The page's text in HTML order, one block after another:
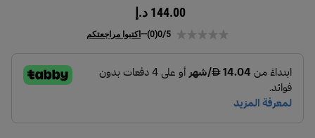
144.00 د.إ
0/5
(0)
— اكتبوا مراجعتكم